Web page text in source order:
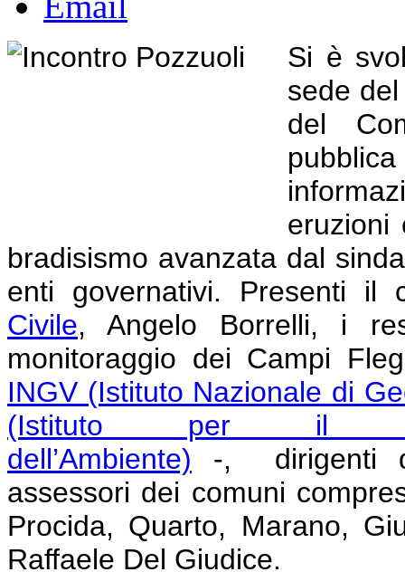
Si è
sede
del
eruzioni
bradisismo avanzata dal
enti governativi. Presenti il
Civile, Angelo Borrelli, i
monitoraggio dei Campi
INGV (Istituto Nazionale di
(Istituto per il
dell’Ambiente) -, dirigenti
assessori dei comuni
Procida, Quarto, Marano,
Raffaele Del Giudice.